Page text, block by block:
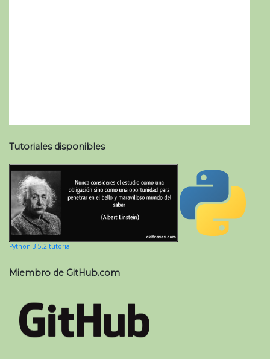
Tutoriales disponibles
Python 3.5.2 tutorial
Miembro de GitHub.com